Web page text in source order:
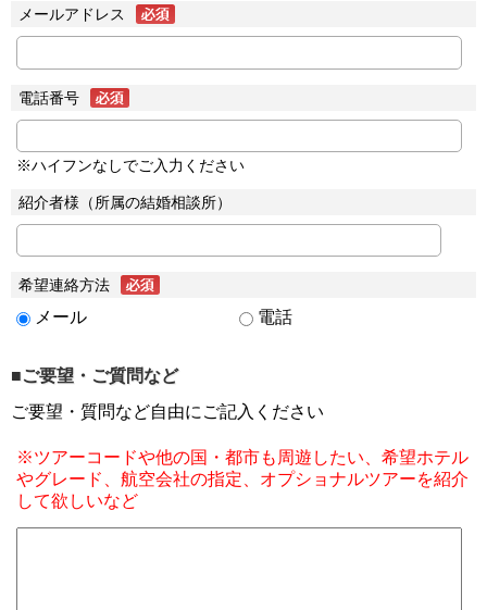
メールアドレス
電話番号
※ハイフンなしでご入力ください
紹介者様（所属の結婚相談所）
希望連絡方法
メール 電話
■ご要望・ご質問など
ご要望・質問など自由にご記入ください
※ツアーコードや他の国・都市も周遊したい、希望ホテル
やグレード、航空会社の指定、オプショナルツアーを紹介
して欲しいなど